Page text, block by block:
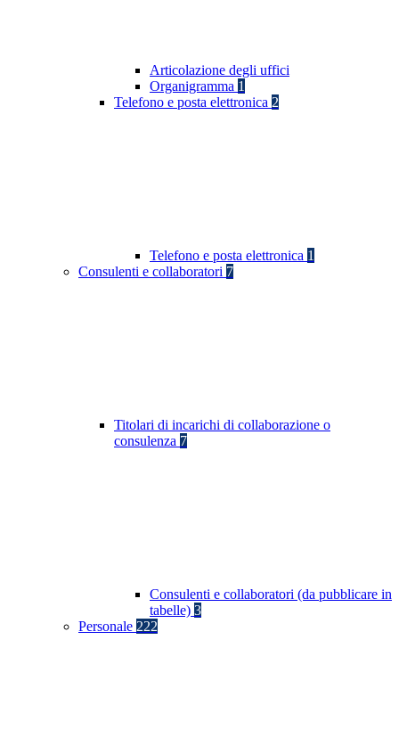
Articolazione degli uffici
Organigramma 1
Telefono e posta elettronica 2
Telefono e posta elettronica 1
Consulenti e collaboratori 7
Titolari di incarichi di collaborazione o
consulenza 7
Consulenti e collaboratori (da pubblicare in
tabelle) 3
Personale 222